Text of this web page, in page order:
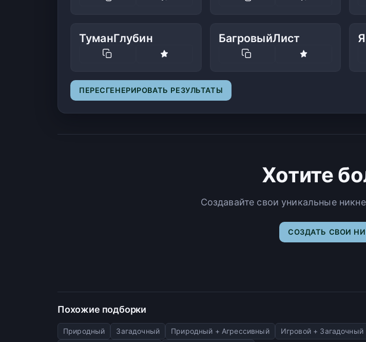
ТуманГлубин БагровыйЛист
ПЕРЕСГЕНЕРИРОВАТЬ РЕЗУЛЬТАТЫ
Хотите
Создавайте свои уникальные
СОЗДАТЬ СВОИ
Похожие подборки
Природный Загадочный Природный + Агрессивный Игровой + Загадочный